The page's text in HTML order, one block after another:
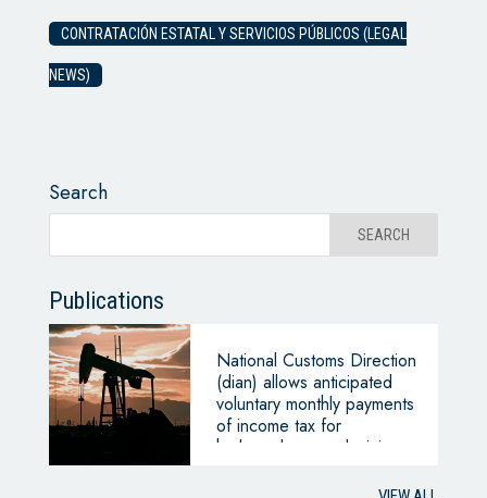
CONTRATACIÓN ESTATAL Y SERVICIOS PÚBLICOS (LEGAL
NEWS)
Search
Publications
National Customs Direction
(dian) allows anticipated
voluntary monthly payments
of income tax for
hydrocarbons and mining